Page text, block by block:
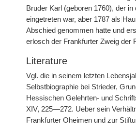
Bruder Karl (geboren 1760), der
eingetreten war, aber 1787 als
Abschied genommen hatte und
erlosch der Frankfurter Zweig der
Literature
Vgl. die in seinem letzten
Selbstbiographie bei Strieder,
Hessischen Gelehrten- und
XIV, 225—272. Ueber sein
Frankfurter Oheimen und zur